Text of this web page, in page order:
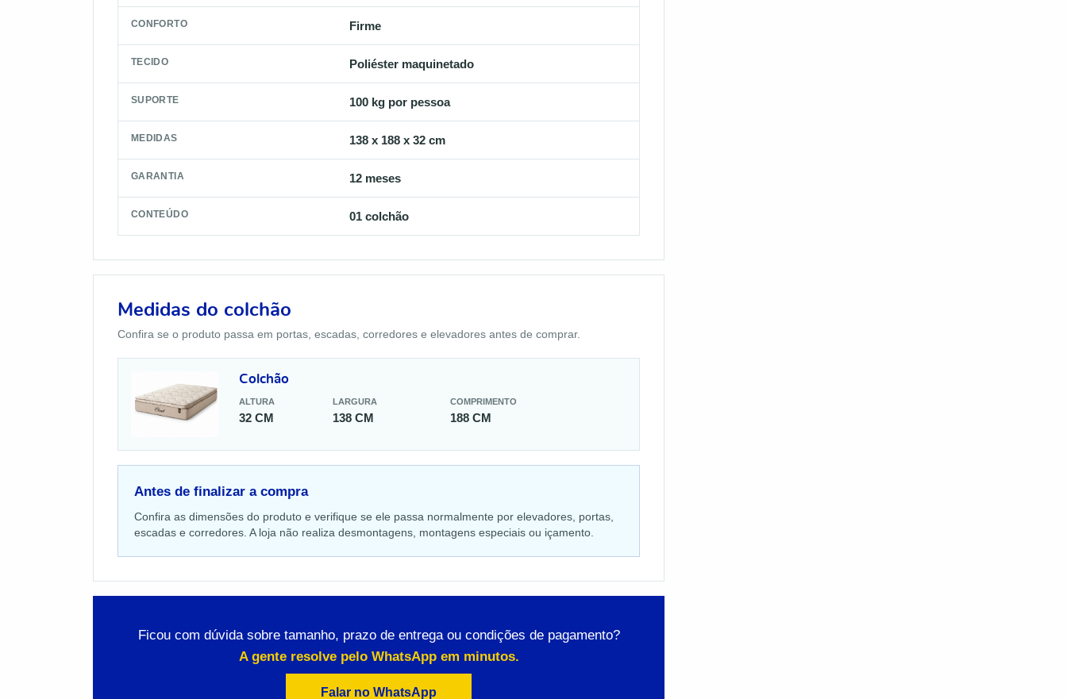
CONFORTO Firme
TECIDO Poliéster maquinetado
SUPORTE 100 kg por pessoa
MEDIDAS 138 x 188 x 32 cm
GARANTIA 12 meses
CONTEÚDO 01 colchão
Medidas do colchão
Confira se o produto passa em portas, escadas, corredores e elevadores antes de comprar.
Colchão
ALTURA
32 CM
LARGURA
138 CM
COMPRIMENTO
188 CM
Antes de finalizar a compra
Confira as dimensões do produto e verifique se ele passa normalmente por elevadores, portas,
escadas e corredores. A loja não realiza desmontagens, montagens especiais ou içamento.
Ficou com dúvida sobre tamanho, prazo de entrega ou condições de pagamento?
A gente resolve pelo WhatsApp em minutos.
Falar no WhatsApp